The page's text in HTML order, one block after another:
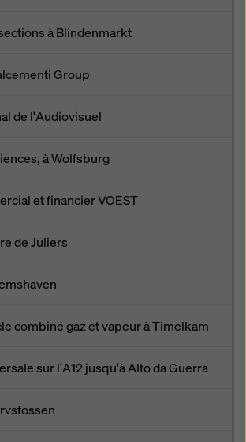
à Blindenmarkt
Group
de l'Audiovisuel
à Wolfsburg
et financier VOEST
de Juliers
combiné gaz et vapeur à Timelkam
sur l'A12 jusqu'à Alto da Guerra